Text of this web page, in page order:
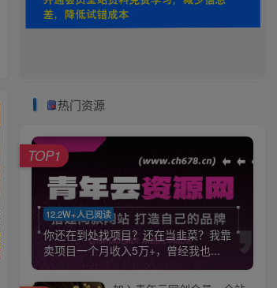
热门资源
12.2W+人已阅读
你还在到处找项目？还在当韭菜？我靠
卖项目一个月收入5万+，曾经我也...
TOP1